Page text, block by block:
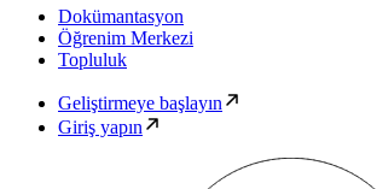
Dokümantasyon
Öğrenim Merkezi
Topluluk
Geliştirmeye başlayın
Giriş yapın